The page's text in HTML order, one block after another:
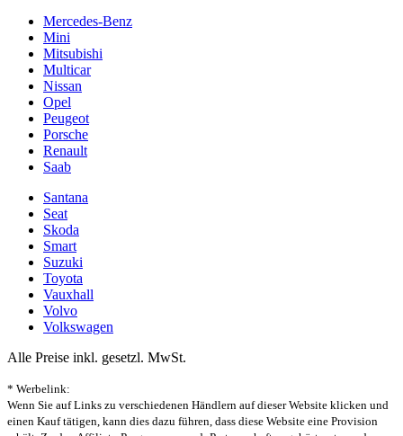
Mercedes-Benz
Mini
Mitsubishi
Multicar
Nissan
Opel
Peugeot
Porsche
Renault
Saab
Santana
Seat
Skoda
Smart
Suzuki
Toyota
Vauxhall
Volvo
Volkswagen
Alle Preise inkl. gesetzl. MwSt.
* Werbelink:
Wenn Sie auf Links zu verschiedenen Händlern auf dieser Website klicken und
einen Kauf tätigen, kann dies dazu führen, dass diese Website eine Provision